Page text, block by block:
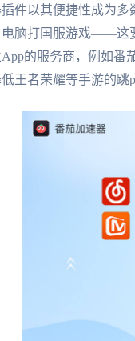
件以其便捷性成为
脑打国服游戏——这
的服务商，例如番
王者荣耀等手游的跳